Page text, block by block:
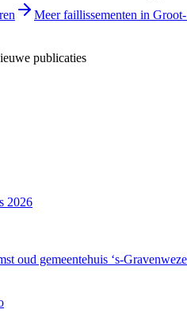
Meer faillissementen in
publicaties
2026
oud gemeentehuis ‘s-